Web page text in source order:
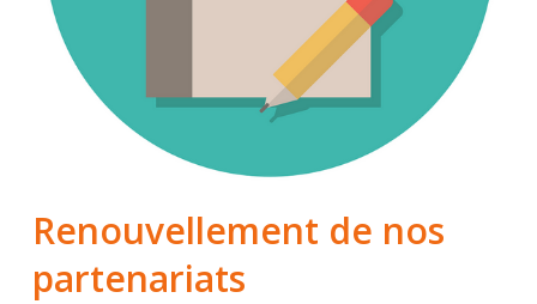
Renouvellement de nos
partenariats